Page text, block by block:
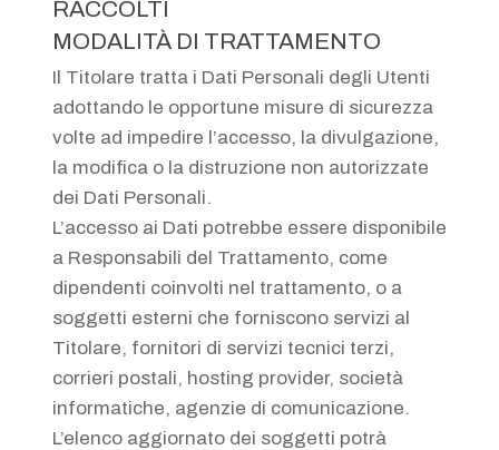
RACCOLTI
MODALITÀ DI TRATTAMENTO
Il Titolare tratta i Dati Personali degli Utenti
adottando le opportune misure di sicurezza
volte ad impedire l’accesso, la divulgazione,
la modifica o la distruzione non autorizzate
dei Dati Personali.
L’accesso ai Dati potrebbe essere disponibile
a Responsabili del Trattamento, come
dipendenti coinvolti nel trattamento, o a
soggetti esterni che forniscono servizi al
Titolare, fornitori di servizi tecnici terzi,
corrieri postali, hosting provider, società
informatiche, agenzie di comunicazione.
L’elenco aggiornato dei soggetti potrà